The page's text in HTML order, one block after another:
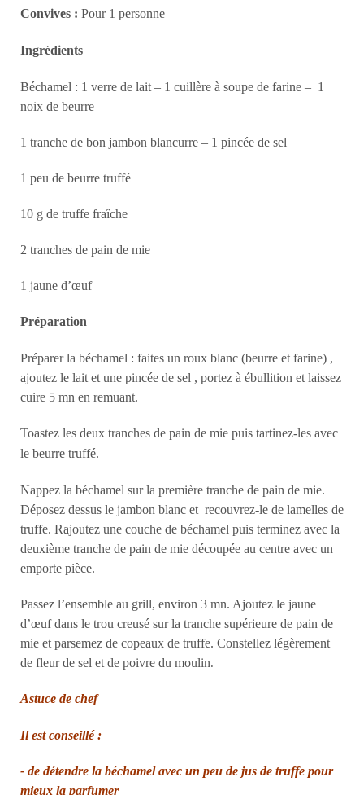
Convives : Pour 1 personne
Ingrédients
Béchamel : 1 verre de lait – 1 cuillère à soupe de farine – 1
noix de beurre
1 tranche de bon jambon blancurre – 1 pincée de sel
1 peu de beurre truffé
10 g de truffe fraîche
2 tranches de pain de mie
1 jaune d’œuf
Préparation
Préparer la béchamel : faites un roux blanc (beurre et farine) ,
ajoutez le lait et une pincée de sel , portez à ébullition et laissez
cuire 5 mn en remuant.
Toastez les deux tranches de pain de mie puis tartinez-les avec
le beurre truffé.
Nappez la béchamel sur la première tranche de pain de mie.
Déposez dessus le jambon blanc et recouvrez-le de lamelles de
truffe. Rajoutez une couche de béchamel puis terminez avec la
deuxième tranche de pain de mie découpée au centre avec un
emporte pièce.
Passez l’ensemble au grill, environ 3 mn. Ajoutez le jaune
d’œuf dans le trou creusé sur la tranche supérieure de pain de
mie et parsemez de copeaux de truffe. Constellez légèrement
de fleur de sel et de poivre du moulin.
Astuce de chef
Il est conseillé :
- de détendre la béchamel avec un peu de jus de truffe pour
mieux la parfumer